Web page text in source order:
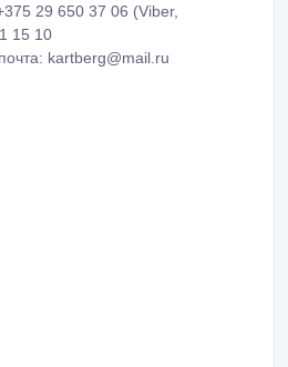
29 650 37 06 (Viber,
15 10
kartberg@mail.ru